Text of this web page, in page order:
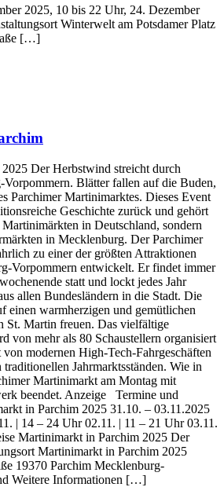
2025, 10 bis 22 Uhr, 24. Dezember
Winterwelt am Potsdamer Platz
[…]
Der Herbstwind streicht durch
Blätter fallen auf die Buden,
Parchimer Martinimarktes. Dieses Event
Geschichte zurück und gehört
in Deutschland, sondern
in Mecklenburg. Der Parchimer
zu einer der größten Attraktionen
Vorpommern entwickelt. Er findet immer
statt und lockt jedes Jahr
allen Bundesländern in die Stadt. Die
einen warmherzigen und gemütlichen
St. Martin freuen. Das vielfältige
von mehr als 80 Schaustellern organisiert
modernen High-Tech-Fahrgeschäften
Jahrmarktsständen. Wie in
Martinimarkt am Montag mit
beendet. Anzeige Termine und
in Parchim 2025 31.10. – 03.11.2025
| 14 – 24 Uhr 02.11. | 11 – 21 Uhr 03.11.
Martinimarkt in Parchim 2025 Der
Martinimarkt in Parchim 2025
19370 Parchim Mecklenburg-
Weitere Informationen […]